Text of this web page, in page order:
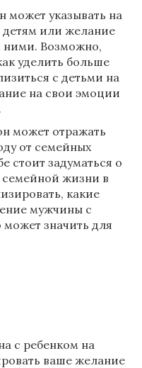
может указывать на
детям или желание
ними. Возможно,
уделить больше
с детьми на
на свои эмоции
может отражать
от семейных
стоит задуматься о
жизни в
какие
мужчины с
может значить для
с ребенком на
ваше желание